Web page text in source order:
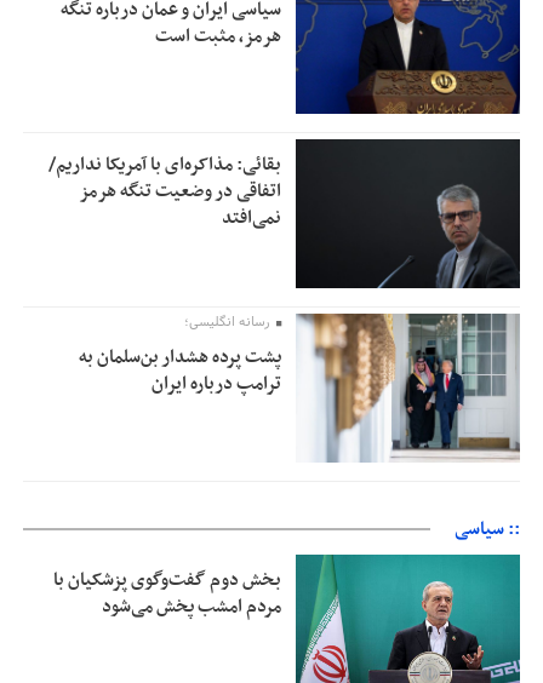
سیاسی ایران و عمان درباره تنگه
هرمز، مثبت است
بقائی: مذاکره‌ای با آمریکا نداریم/
اتفاقی در وضعیت تنگه هرمز
نمی‌افتد
رسانه انگلیسی؛
پشت پرده هشدار بن‌سلمان به
ترامپ درباره ایران
:: سیاسی
بخش دوم گفت‌وگوی پزشکیان با
مردم امشب پخش می‌شود